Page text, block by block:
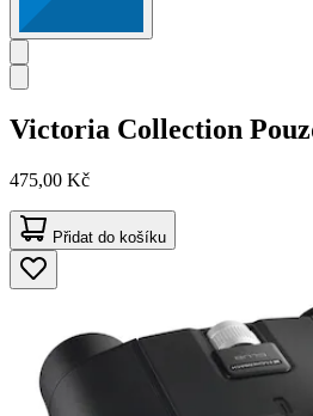
Victoria Collection
475,00 Kč
Přidat do košíku